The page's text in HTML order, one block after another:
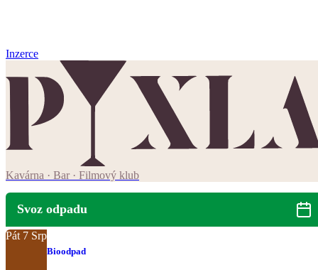
Inzerce
Kavárna · Bar · Filmový klub
Svoz odpadu
Pát 7 Srp
Bioodpad